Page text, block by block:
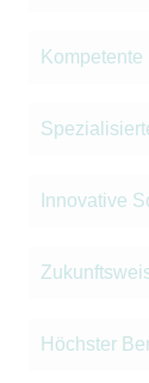
Innovative
Höchster